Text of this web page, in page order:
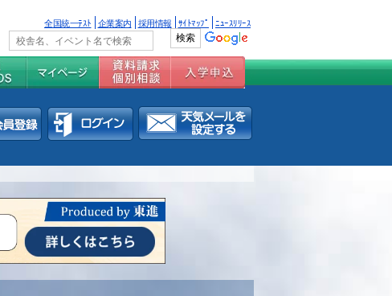
全国統一ﾃｽﾄ 企業案内 採用情報 ｻｲﾄﾏｯﾌﾟ ﾆｭｰｽﾘﾘｰｽ